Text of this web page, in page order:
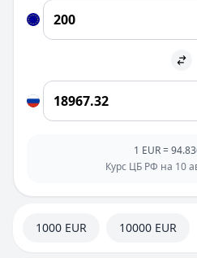
1 EUR=
Курс ЦБ РФ на 10
1000 EUR 10000 EUR